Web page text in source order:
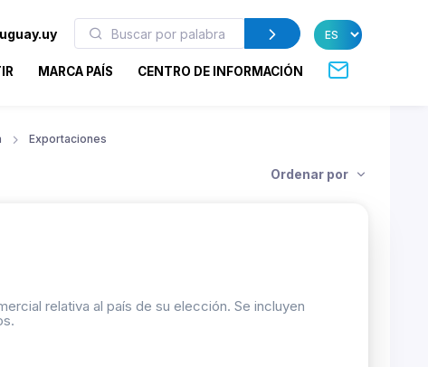
MARCA PAÍS CENTRO DE INFORMACIÓN
Exportaciones
Ordenar por
relativa al país de su elección. Se incluyen